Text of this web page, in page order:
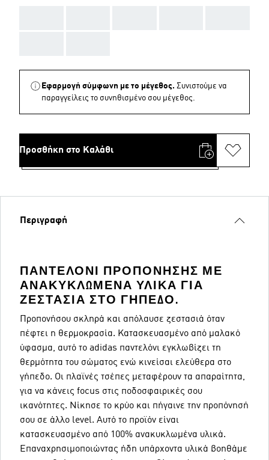
Εφαρμογή σύμφωνη με το μέγεθος. Συνιστούμε να
παραγγείλεις το συνηθισμένο σου μέγεθος.
Προσθήκη στο Καλάθι
Περιγραφή
ΠΑΝΤΕΛΌΝΙ ΠΡΟΠΌΝΗΣΗΣ ΜΕ
ΑΝΑΚΥΚΛΩΜΈΝΑ ΥΛΙΚΆ ΓΙΑ
ΖΕΣΤΑΣΙΆ ΣΤΟ ΓΉΠΕΔΟ.
Προπονήσου σκληρά και απόλαυσε ζεστασιά όταν
πέφτει η θερμοκρασία. Κατασκευασμένο από μαλακό
ύφασμα, αυτό το adidas παντελόνι εγκλωβίζει τη
θερμότητα του σώματος ενώ κινείσαι ελεύθερα στο
γήπεδο. Οι πλαϊνές τσέπες μεταφέρουν τα απαραίτητα,
για να κάνεις focus στις ποδοσφαιρικές σου
ικανότητες. Νίκησε το κρύο και πήγαινε την προπόνησή
σου σε άλλο level. Αυτό το προϊόν είναι
κατασκευασμένο από 100% ανακυκλωμένα υλικά.
Επαναχρησιμοποιώντας ήδη υπάρχοντα υλικά βοηθάμε